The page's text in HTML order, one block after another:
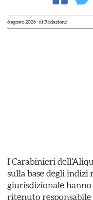
6 agosto 2026- di Redazione
I Carabinieri
sulla base degli indizi
giurisdizionale
ritenuto